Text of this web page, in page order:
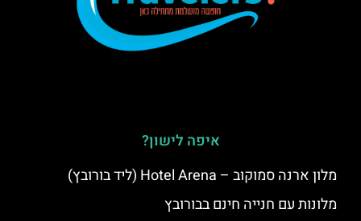
איפה לישון?
מלון ארנה סמוקוב – Hotel Arena (ליד בורובץ)
מלונות עם חנייה חינם בבורובץ